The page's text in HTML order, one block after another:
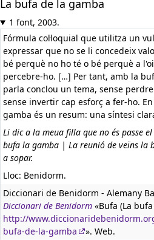
La bufa de la gamba
1 font, 2003.
Fórmula col·loquial que utilitza un
expressar que no se li concedeix
bé perquè no ho té o bé perquè a
percebre-ho. […] Per tant, amb la
parla conclou un tema, sense
sense invertir cap esforç a fer-ho.
gamba és un resum: una síntesi
Li dic a la meua filla que no és passe
bufa la gamba | La reunió de veïns la
a sopar.
Lloc: Benidorm.
Diccionari de Benidorm - Alemany
Diccionari de Benidorm «Bufa (La
http://
bufa-de-la-gamba
». Web.